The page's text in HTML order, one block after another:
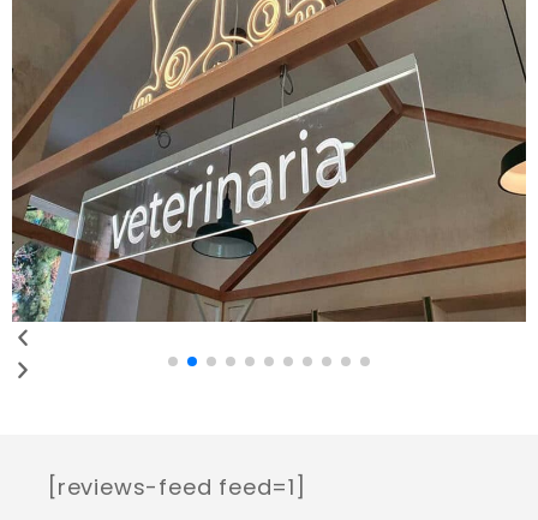
[reviews-feed feed=1]